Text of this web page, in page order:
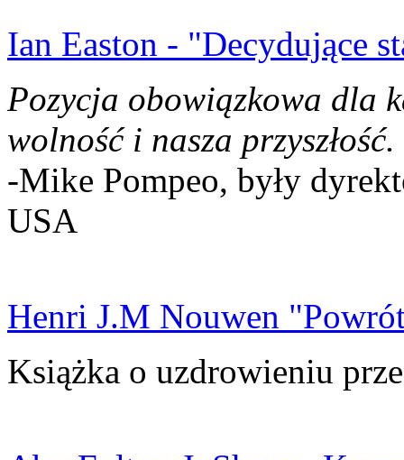
Ian Easton - "Decydujące
Pozycja obowiązkowa dla
wolność i nasza przyszłość.
-Mike Pompeo, były
USA
Henri J.M Nouwen
Książka o uzdrowieniu